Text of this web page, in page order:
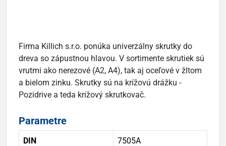
Firma Killich s.r.o. ponúka univerzálny skrutky do
dreva so zápustnou hlavou. V sortimente skrutiek sú
vrutmi ako nerezové (A2, A4), tak aj oceľové v žltom
a bielom zinku. Skrutky sú na krížovú drážku -
Pozidrive a teda krížový skrutkovač.
Parametre
DIN 7505A